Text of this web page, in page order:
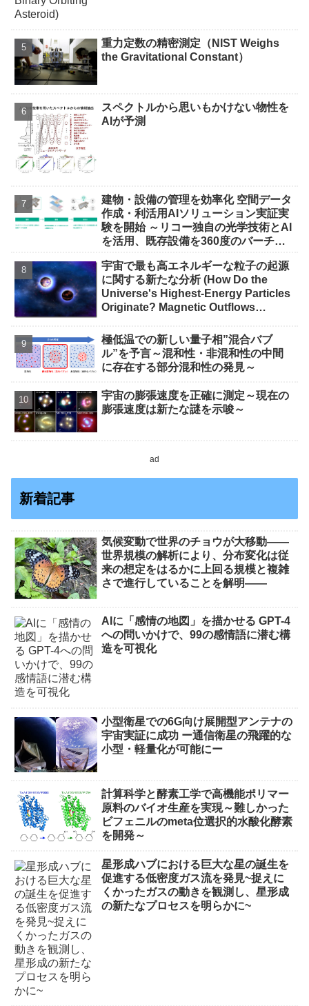
重力定数の精密測定（NIST Weighs
the Gravitational Constant）
スペクトルから思いもかけない物性を
AIが予測
建物・設備の管理を効率化 空間データ
作成・利活用AIソリューション実証実
験を開始 ～リコー独自の光学技術とAI
を活用、既存設備を360度のバーチャ
宇宙で最も高エネルギーな粒子の起源
に関する新たな分析 (How Do the
Universe's Highest-Energy Particles
Originate? Magnetic Outflows
Analysis Concludes)
極低温での新しい量子相”混合バブ
ル”を予言～混和性・非混和性の中間
に存在する部分混和性の発見～
宇宙の膨張速度を正確に測定～現在の
膨張速度は新たな謎を示唆～
ad
新着記事
気候変動で世界のチョウが大移動――
世界規模の解析により、分布変化は従
来の想定をはるかに上回る規模と複雑
さで進行していることを解明――
AIに「感情の地図」を描かせる GPT-4
への問いかけで、99の感情語に潜む構
造を可視化
小型衛星での6G向け展開型アンテナの
宇宙実証に成功 ー通信衛星の飛躍的な
小型・軽量化が可能にー
計算科学と酵素工学で高機能ポリマー
原料のバイオ生産を実現～難しかった
ビフェニルのmeta位選択的水酸化酵素
を開発～
星形成ハブにおける巨大な星の誕生を
促進する低密度ガス流を発見~捉えに
くかったガスの動きを観測し、星形成
の新たなプロセスを明らかに~